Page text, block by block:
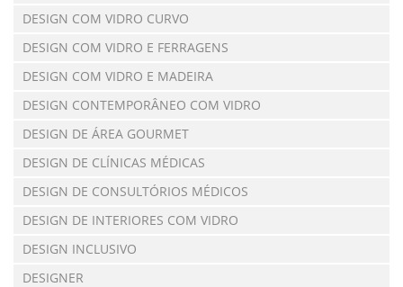
DESIGN COM VIDRO CURVO
DESIGN COM VIDRO E FERRAGENS
DESIGN COM VIDRO E MADEIRA
DESIGN CONTEMPORÂNEO COM VIDRO
DESIGN DE ÁREA GOURMET
DESIGN DE CLÍNICAS MÉDICAS
DESIGN DE CONSULTÓRIOS MÉDICOS
DESIGN DE INTERIORES COM VIDRO
DESIGN INCLUSIVO
DESIGNER